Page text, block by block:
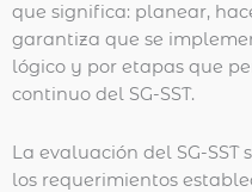
que significa: planear,
garantiza que se
lógico y por etapas que
continuo del SG-SST.
La evaluación del SG-
los requerimientos